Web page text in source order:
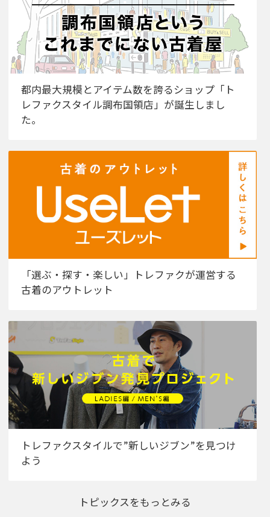
都内最大規模とアイテム数を誇るショップ「ト
レファクスタイル調布国領店」が誕生しまし
た。
「選ぶ・探す・楽しい」トレファクが運営する
古着のアウトレット
トレファクスタイルで”新しいジブン”を見つけ
よう
トピックスをもっとみる